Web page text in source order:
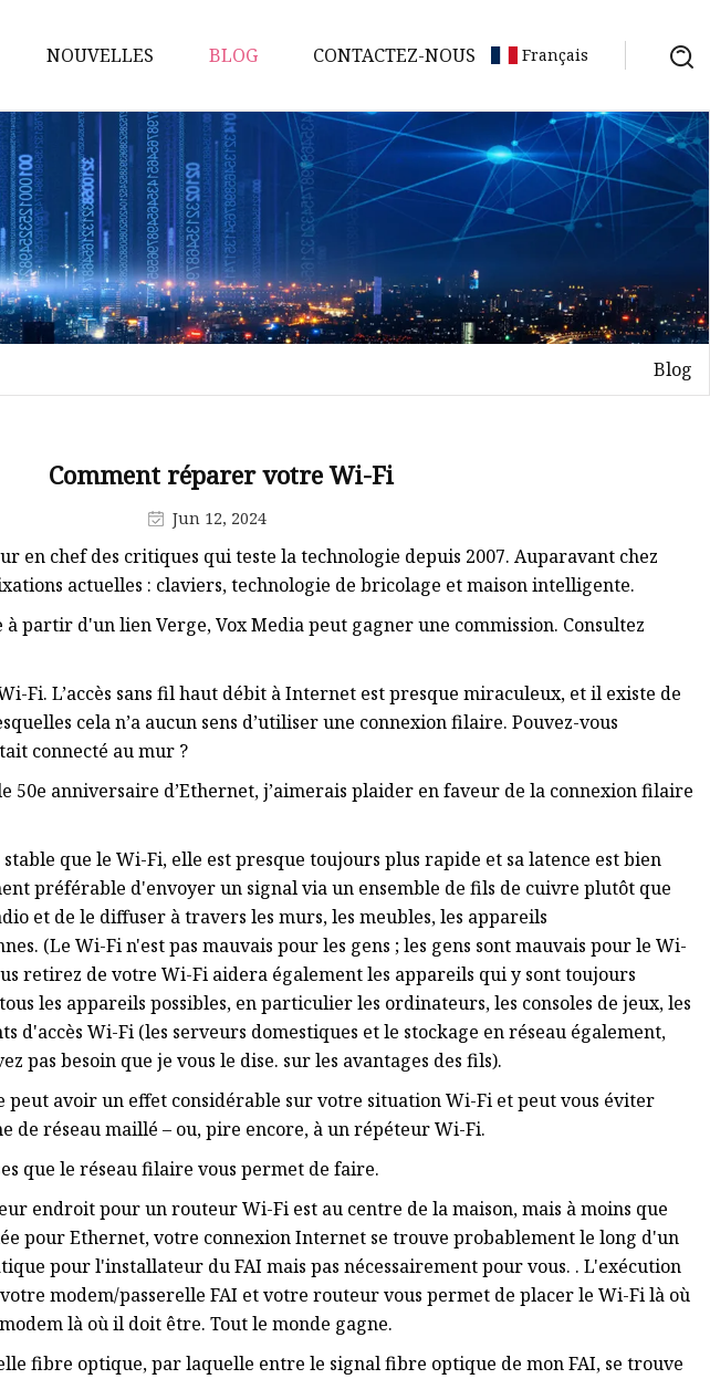
européen
pour
UL États-
NOUVELLES BLOG CONTACTEZ-NOUS Français
Blog
Comment réparer votre Wi-Fi
Jun 12, 2024
en chef des critiques qui teste la technologie depuis 2007. Auparavant chez
actuelles : claviers, technologie de bricolage et maison intelligente.
à partir d'un lien Verge, Vox Media peut gagner une commission. Consultez
Fi. L’accès sans fil haut débit à Internet est presque miraculeux, et il existe de
cela n’a aucun sens d’utiliser une connexion filaire. Pouvez-vous
connecté au mur ?
50e anniversaire d’Ethernet, j’aimerais plaider en faveur de la connexion filaire
que le Wi-Fi, elle est presque toujours plus rapide et sa latence est bien
préférable d'envoyer un signal via un ensemble de fils de cuivre plutôt que
et de le diffuser à travers les murs, les meubles, les appareils
(Le Wi-Fi n'est pas mauvais pour les gens ; les gens sont mauvais pour le Wi-
retirez de votre Wi-Fi aidera également les appareils qui y sont toujours
les appareils possibles, en particulier les ordinateurs, les consoles de jeux, les
d'accès Wi-Fi (les serveurs domestiques et le stockage en réseau également,
pas besoin que je vous le dise. sur les avantages des fils).
peut avoir un effet considérable sur votre situation Wi-Fi et peut vous éviter
de réseau maillé – ou, pire encore, à un répéteur Wi-Fi.
que le réseau filaire vous permet de faire.
endroit pour un routeur Wi-Fi est au centre de la maison, mais à moins que
pour Ethernet, votre connexion Internet se trouve probablement le long d'un
pour l'installateur du FAI mais pas nécessairement pour vous. . L'exécution
modem/passerelle FAI et votre routeur vous permet de placer le Wi-Fi là où
là où il doit être. Tout le monde gagne.
fibre optique, par laquelle entre le signal fibre optique de mon FAI, se trouve